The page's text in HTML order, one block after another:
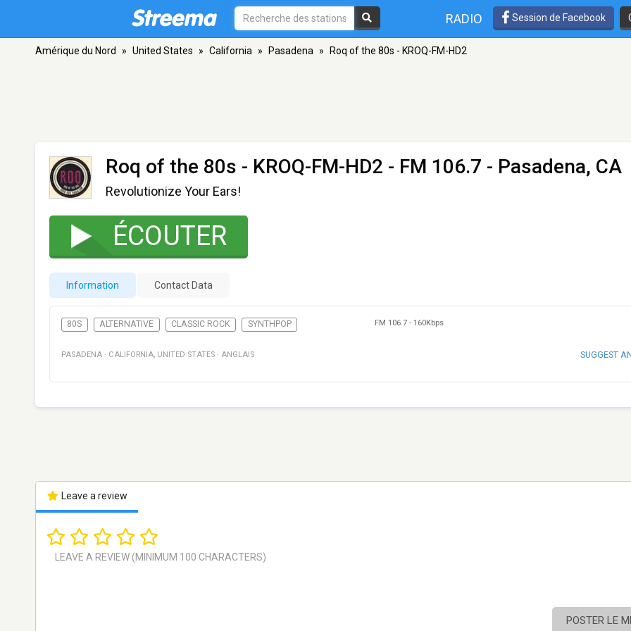
RADIO Session de Facebook
Amérique du Nord » United States » California » Pasadena » Roq of the 80s - KROQ-FM-HD2
Roq of the 80s - KROQ-FM-HD2 - FM 106.7 - Pasadena, CA
Revolutionize Your Ears!
ÉCOUTER
Information Contact Data
80S ALTERNATIVE CLASSIC ROCK SYNTHPOP FM 106.7 - 160Kbps
PASADENA · CALIFORNIA, UNITED STATES · ANGLAIS SUGGEST
Leave a review
POSTER LE